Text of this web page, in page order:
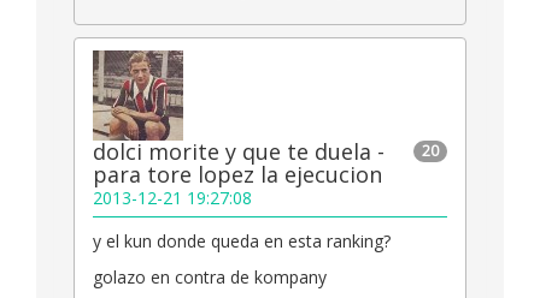
20
dolci morite y que te duela -
para tore lopez la ejecucion
2013-12-21 19:27:08
y el kun donde queda en esta ranking?
golazo en contra de kompany